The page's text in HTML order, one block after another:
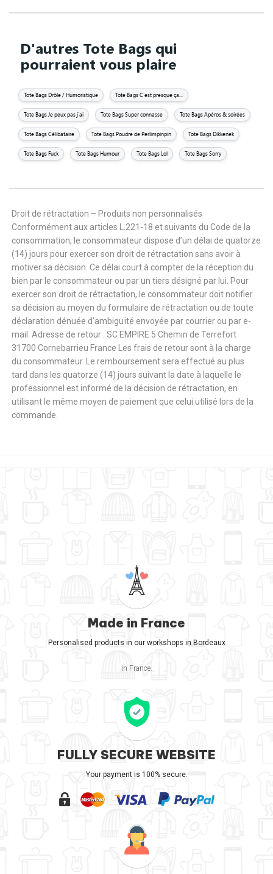
D'autres Tote Bags qui
pourraient vous plaire
Tote Bags Drôle / Humoristique Tote Bags C'est presque ça...
Tote Bags Je peux pas j'ai Tote Bags Super connasse Tote Bags Apéros & soirées
Tote Bags Célibataire Tote Bags Poudre de Perlimpinpin Tote Bags Dikkenek
Tote Bags Fuck Tote Bags Humour Tote Bags Lol Tote Bags Sorry
Droit de rétractation – Produits non personnalisés
Conformément aux articles L.221-18 et suivants du Code de la
consommation, le consommateur dispose d’un délai de quatorze
(14) jours pour exercer son droit de rétractation sans avoir à
motiver sa décision. Ce délai court à compter de la réception du
bien par le consommateur ou par un tiers désigné par lui. Pour
exercer son droit de rétractation, le consommateur doit notifier
sa décision au moyen du formulaire de rétractation ou de toute
déclaration dénuée d’ambiguïté envoyée par courrier ou par e-
mail. Adresse de retour : SC EMPIRE 5 Chemin de Terrefort
31700 Cornebarrieu France Les frais de retour sont à la charge
du consommateur. Le remboursement sera effectué au plus
tard dans les quatorze (14) jours suivant la date à laquelle le
professionnel est informé de la décision de rétractation, en
utilisant le même moyen de paiement que celui utilisé lors de la
commande.
Made in France
Personalised products in our workshops in Bordeaux
in France.
FULLY SECURE WEBSITE
Your payment is 100% secure.